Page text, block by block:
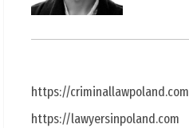
https://criminallawpoland.com
https://lawyersinpoland.com